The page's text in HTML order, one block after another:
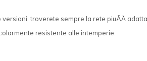
troverete sempre la rete piuÃÄ
resistente alle intemperie.